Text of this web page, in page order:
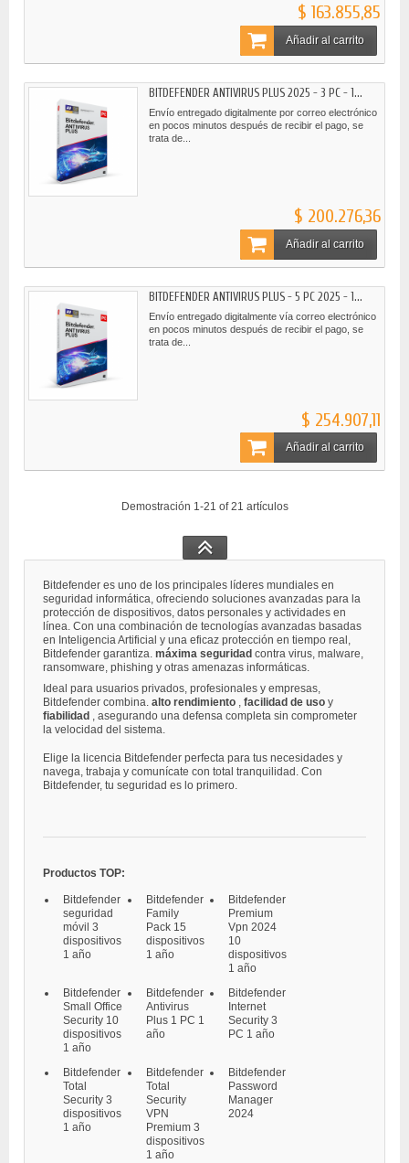
$ 163.855,85
Añadir al carrito
BITDEFENDER ANTIVIRUS PLUS 2025 - 3 PC - 1...
Envío entregado digitalmente por correo electrónico
en pocos minutos después de recibir el pago, se
trata de...
$ 200.276,36
Añadir al carrito
BITDEFENDER ANTIVIRUS PLUS - 5 PC 2025 - 1...
Envío entregado digitalmente vía correo electrónico
en pocos minutos después de recibir el pago, se
trata de...
$ 254.907,11
Añadir al carrito
Demostración 1-21 of 21 artículos
Bitdefender es uno de los principales líderes mundiales en
seguridad informática, ofreciendo soluciones avanzadas para la
protección de dispositivos, datos personales y actividades en
línea. Con una combinación de tecnologías avanzadas basadas
en Inteligencia Artificial y una eficaz protección en tiempo real,
Bitdefender garantiza. máxima seguridad contra virus, malware,
ransomware, phishing y otras amenazas informáticas.
Ideal para usuarios privados, profesionales y empresas,
Bitdefender combina. alto rendimiento , facilidad de uso y
fiabilidad , asegurando una defensa completa sin comprometer
la velocidad del sistema.
Elige la licencia Bitdefender perfecta para tus necesidades y
navega, trabaja y comunícate con total tranquilidad. Con
Bitdefender, tu seguridad es lo primero.
Productos TOP:
Bitdefender
seguridad
móvil 3
dispositivos
1 año
Bitdefender
Family
Pack 15
dispositivos
1 año
Bitdefender
Premium
Vpn 2024
10
dispositivos
1 año
Bitdefender
Small Office
Security 10
dispositivos
1 año
Bitdefender
Antivirus
Plus 1 PC 1
año
Bitdefender
Internet
Security 3
PC 1 año
Bitdefender
Total
Security 3
dispositivos
1 año
Bitdefender
Total
Security
VPN
Premium 3
dispositivos
1 año
Bitdefender
Password
Manager
2024